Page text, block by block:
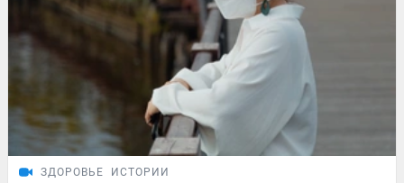
ЗДОРОВЬЕ ИСТОРИИ